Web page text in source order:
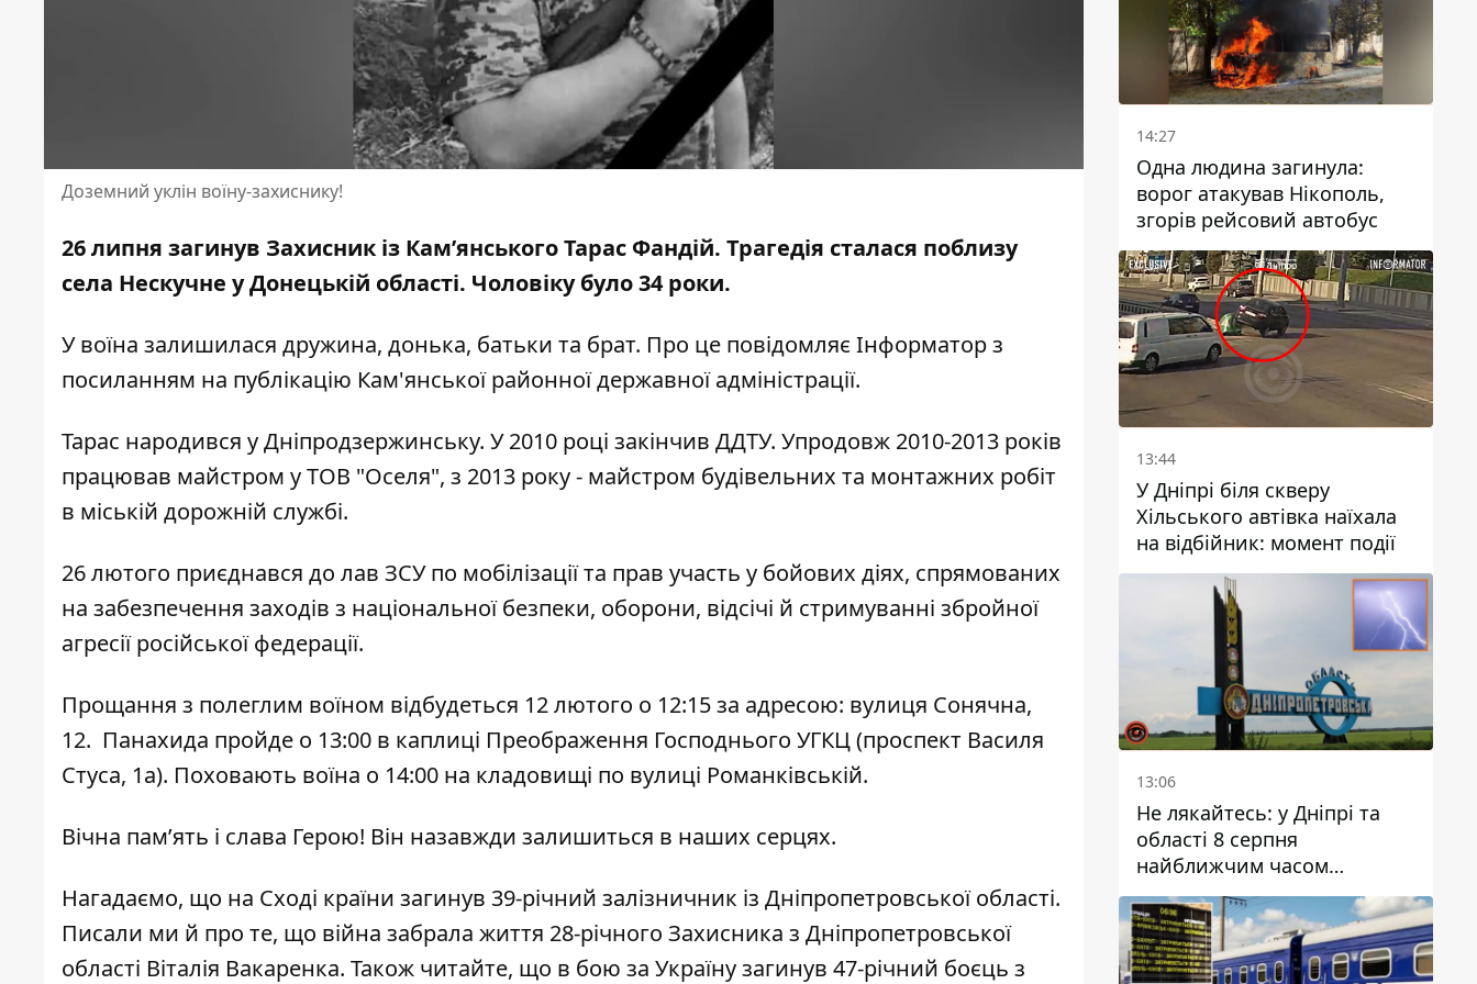
Доземний уклін воїну-захиснику!
26 липня загинув Захисник із Кам’янського Тарас Фандій. Трагедія сталася поблизу
села Нескучне у Донецькій області. Чоловіку було 34 роки.
У воїна залишилася дружина, донька, батьки та брат. Про це повідомляє Інформаторз
посиланням на публікацію Кам'янської районної державної адміністрації.
Тарас народився у Дніпродзержинську. У 2010 році закінчив ДДТУ. Упродовж 2010-2013 років
працював майстром у ТОВ "Оселя", з 2013 року - майстром будівельних та монтажних робіт
в міській дорожній службі.
26 лютого приєднався до лав ЗСУ по мобілізації та прав участь у бойових діях, спрямованих
на забезпечення заходів з національної безпеки, оборони, відсічі й стримуванні збройної
агресії російської федерації.
Прощання з полеглим воїном відбудеться 1️2️ лютого о 1️2️:1️5️ за адресою: вулиця Сонячна,
12. Панахида пройде о 1️3️:0️0️ в каплиці Преображення Господнього УГКЦ (проспект Василя
Стуса, 1а). Поховають воїна о 1️4️:0️0️ на кладовищі по вулиці Романківській.
Вічна пам’ять і слава Герою! Він назавжди залишиться в наших серцях.
Нагадаємо, що на Сході країни загинув 39-річний залізничник із Дніпропетровської області.
Писали ми й про те, що війна забрала життя 28-річного Захисника з Дніпропетровської
області Віталія Вакаренка. Також читайте, що в бою за Україну загинув 47-річний боєць з
14:27
Одна людина загинула:
ворог атакував Нікополь,
згорів рейсовий автобус
13:44
У Дніпрі біля скверу
Хільського автівка наїхала
на відбійник: момент події
13:06
Не лякайтесь: у Дніпрі та
області 8 серпня
найближчим часом
очікується гроза